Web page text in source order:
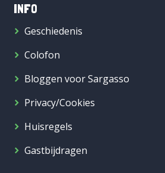
INFO
Geschiedenis
Colofon
Bloggen voor Sargasso
Privacy/Cookies
Huisregels
Gastbijdragen